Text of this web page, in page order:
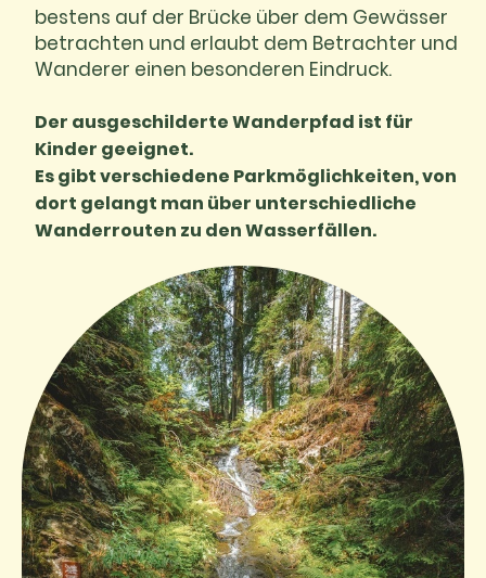
bestens auf der Brücke über dem Gewässer
betrachten und erlaubt dem Betrachter und
Wanderer einen besonderen Eindruck.
Der ausgeschilderte Wanderpfad ist für
Kinder geeignet.
Es gibt verschiedene Parkmöglichkeiten, von
dort gelangt man über unterschiedliche
Wanderrouten zu den Wasserfällen.